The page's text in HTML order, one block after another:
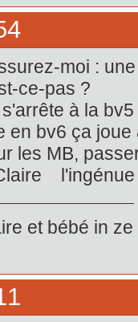
moi :
ce-pas ?
à la
en bv6 ça joue
les MB,
et bébé in